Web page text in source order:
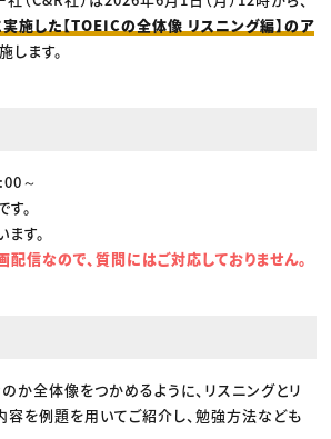
からのお知らせ
施した【TOEICの全体像 リスニング編】のア
します。
～
。
す。
信なので、質問にはご対応しておりません。
か全体像をつかめるように、リスニングとリ
容を例題を用いてご紹介し、勉強方法なども